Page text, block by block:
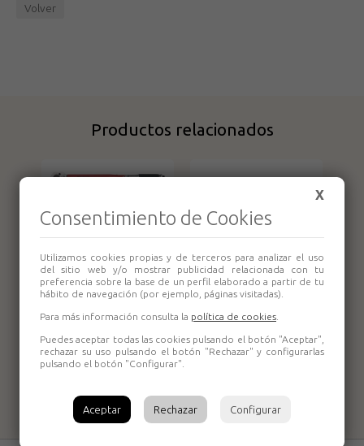
Volver
Productos relacionados
dinamométrica
1/2" 1292AG-EP
Tengtools
Dinamométrica de
disparo con
carraca 3892AG-
X
Consentimiento de Cookies
Utilizamos cookies propias y de terceros para analizar el uso
del sitio web y/o mostrar publicidad relacionada con tu
preferencia sobre la base de un perfil elaborado a partir de tu
hábito de navegación (por ejemplo, páginas visitadas).
Para más información consulta la política de cookies
Puedes aceptar todas las cookies pulsando el botón "Aceptar",
rechazar su uso pulsando el botón "Rechazar" y configurarlas
pulsando el botón "Configurar".
Aceptar Rechazar Configurar